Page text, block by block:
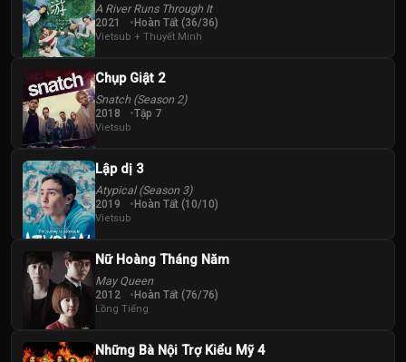
A River Runs Through It
2021 Hoàn Tất (36/36)
Vietsub + Thuyết Minh
Chụp Giật 2
Snatch (Season 2)
2018 Tập 7
Vietsub
Lập dị 3
Atypical (Season 3)
2019 Hoàn Tất (10/10)
Vietsub
Nữ Hoàng Tháng Năm
May Queen
2012 Hoàn Tất (76/76)
Lồng Tiếng
Những Bà Nội Trợ Kiểu Mỹ 4